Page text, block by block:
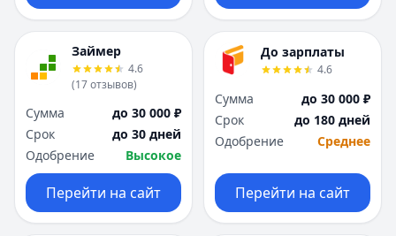
Займер
4.6
(17отзывов)
Сумма
до 30 000 ₽
Срок
до 30 дней
Одобрение
Высокое
Перейти на сайт
До зарплаты
4.6
Сумма
до 30 000 ₽
Срок
до 180 дней
Одобрение
Среднее
Перейти на сайт